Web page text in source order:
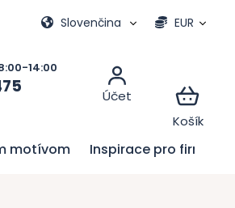
objednávka EUR
Slovenčina
motívom Inspirace pro firmy